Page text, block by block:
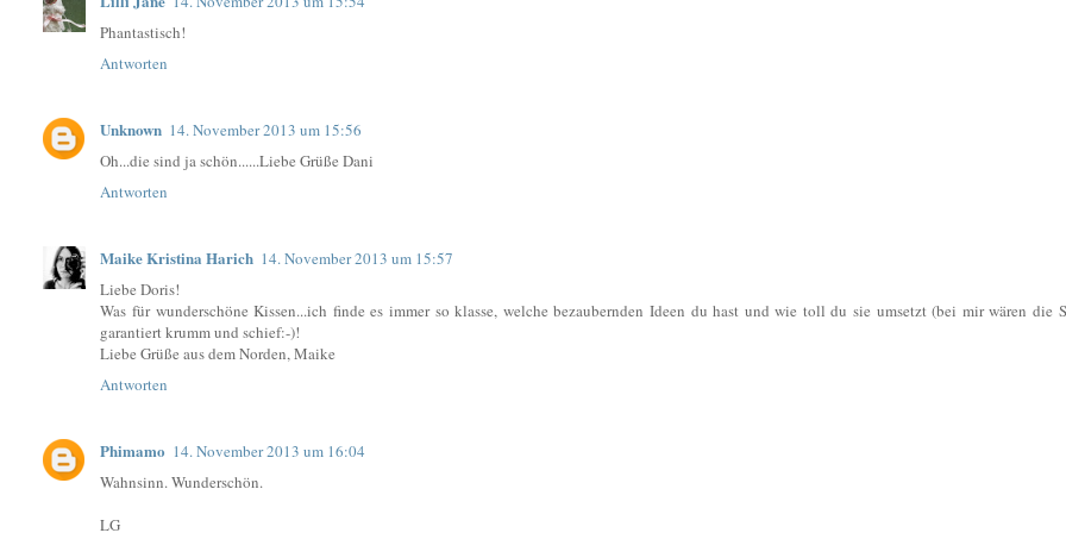
Phantastisch!
Antworten
Unknown 14. November 2013 um 15:56
Oh...die sind ja schön......Liebe Grüße Dani
Antworten
Maike Kristina Harich 14. November 2013 um 15:57
Liebe Doris!
Was für wunderschöne Kissen...ich finde es immer so klasse, welche bezaubernden Ideen du hast und wie toll du sie umsetzt (bei mir wären die
garantiert krumm und schief:-)!
Liebe Grüße aus dem Norden, Maike
Antworten
Phimamo 14. November 2013 um 16:04
Wahnsinn. Wunderschön.
LG